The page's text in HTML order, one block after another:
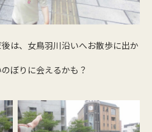
は、女鳥羽川沿いへお散歩に出か
ぼりに会えるかも？